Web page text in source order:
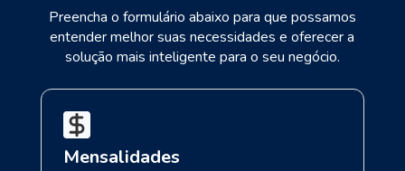
Preencha o formulário abaixo para que possamos
entender melhor suas necessidades e oferecer a
solução mais inteligente para o seu negócio.
Mensalidades